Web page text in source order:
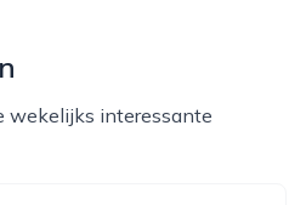
wekelijks interessante